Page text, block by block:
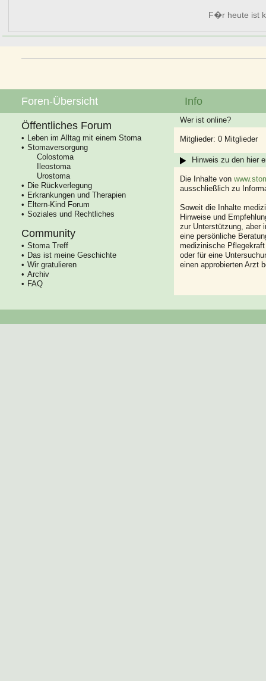
F�r heute ist
Foren-Übersicht
Öffentliches Forum
Leben im Alltag mit einem Stoma
Stomaversorgung
Colostoma
Ileostoma
Urostoma
Die Rückverlegung
Erkrankungen und Therapien
Eltern-Kind Forum
Soziales und Rechtliches
Community
Stoma Treff
Das ist meine Geschichte
Wir gratulieren
Archiv
FAQ
Info
Wer ist online?
Mitglieder: 0 Mitglieder
Hinweis zu den hier
Die Inhalte von
ausschließlich zu
Soweit die Inhalte
Hinweise und
zur Unterstützung, aber
eine persönliche
medizinische
oder für eine
einen approbierten Arzt